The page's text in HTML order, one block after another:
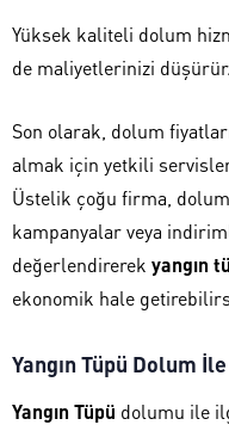
Yüksek kaliteli dolum
de maliyetlerinizi düşürür.
Son olarak, dolum
almak için yetkili
Üstelik çoğu firma,
kampanyalar veya
değerlendirerek yangın
ekonomik hale
Yangın Tüpü Dolum
Yangın Tüpü dolumu ile